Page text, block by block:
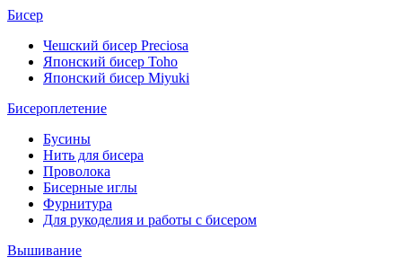
Бисер
Чешский бисер Preciosa
Японский бисер Toho
Японский бисер Miyuki
Бисероплетение
Бусины
Нить для бисера
Проволока
Бисерные иглы
Фурнитура
Для рукоделия и работы с бисером
Вышивание